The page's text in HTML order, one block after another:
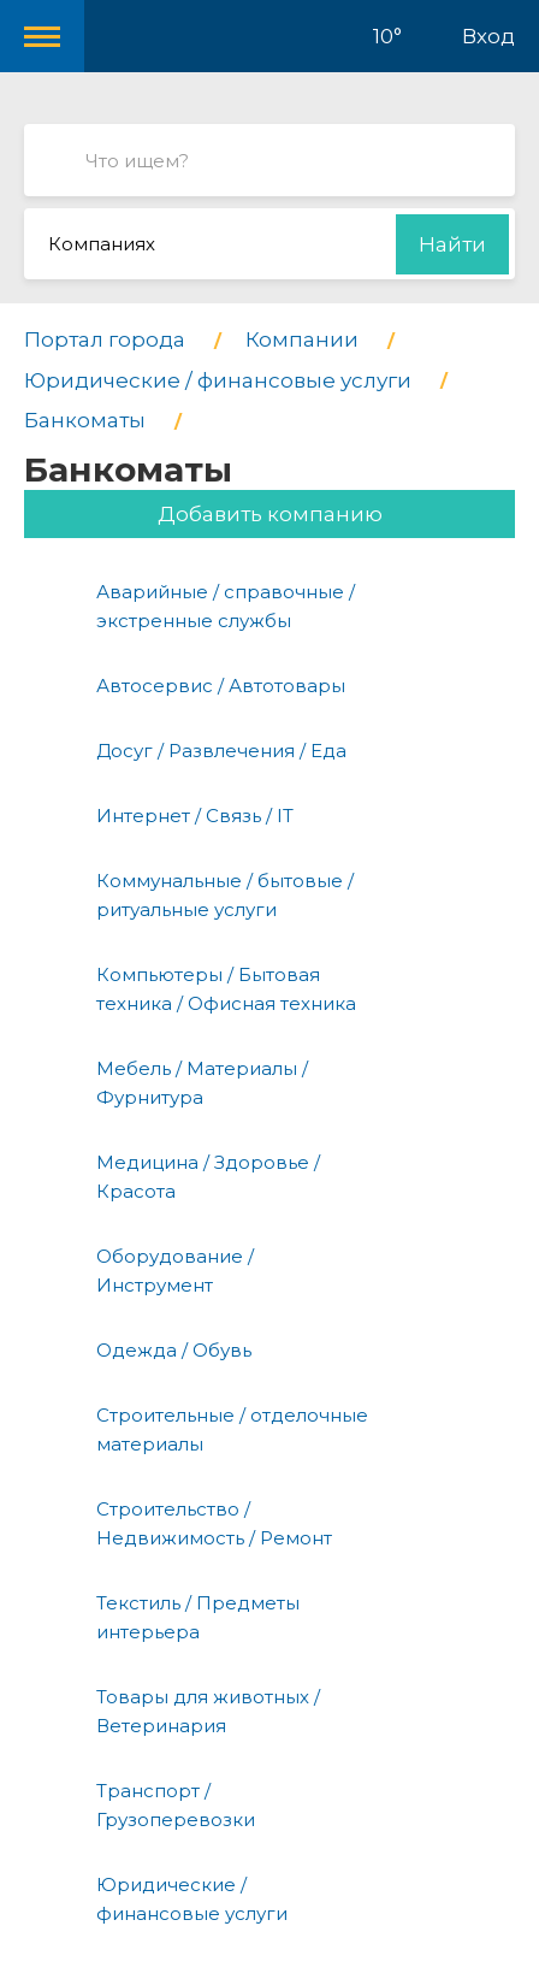
10° Вход
Компаниях Найти
Портал города
Компании
Юридические / финансовые услуги
Банкоматы
Банкоматы
Добавить компанию
Аварийные / справочные /
экстренные службы
Автосервис / Автотовары
Досуг / Развлечения / Еда
Интернет / Связь / IT
Коммунальные / бытовые /
ритуальные услуги
Компьютеры / Бытовая
техника / Офисная техника
Мебель / Материалы /
Фурнитура
Медицина / Здоровье /
Красота
Оборудование /
Инструмент
Одежда / Обувь
Строительные / отделочные
материалы
Строительство /
Недвижимость / Ремонт
Текстиль / Предметы
интерьера
Товары для животных /
Ветеринария
Транспорт /
Грузоперевозки
Юридические /
финансовые услуги